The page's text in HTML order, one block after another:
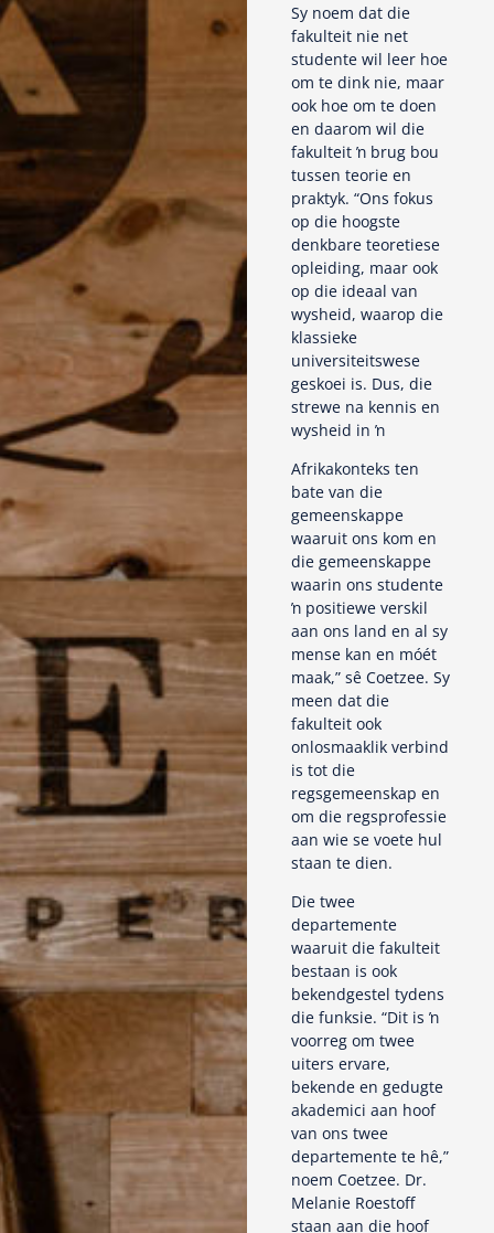
Sy noem dat die
fakulteit nie net
studente wil leer hoe
om te dink nie, maar
ook hoe om te doen
en daarom wil die
fakulteit ŉ brug bou
tussen teorie en
praktyk. “Ons fokus
op die hoogste
denkbare teoretiese
opleiding, maar ook
op die ideaal van
wysheid, waarop die
klassieke
universiteitswese
geskoei is. Dus, die
strewe na kennis en
wysheid in ŉ
Afrikakonteks ten
bate van die
gemeenskappe
waaruit ons kom en
die gemeenskappe
waarin ons studente
ŉ positiewe verskil
aan ons land en al sy
mense kan en móét
maak,” sê Coetzee. Sy
meen dat die
fakulteit ook
onlosmaaklik verbind
is tot die
regsgemeenskap en
om die regsprofessie
aan wie se voete hul
staan te dien.
Die twee
departemente
waaruit die fakulteit
bestaan is ook
bekendgestel tydens
die funksie. “Dit is ŉ
voorreg om twee
uiters ervare,
bekende en gedugte
akademici aan hoof
van ons twee
departemente te hê,”
noem Coetzee. Dr.
Melanie Roestoff
staan aan die hoof